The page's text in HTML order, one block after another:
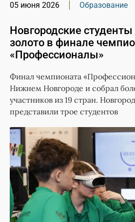
05 июня 2026 Образование
Новгородские
золото в финале
«Профессионалы»
Финал чемпионата
Нижнем Новгороде и собрал
участников из 19 стран.
представили трое студентов